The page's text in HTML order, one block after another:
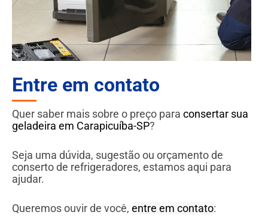
Entre em contato
Quer saber mais sobre o preço para consertar sua
geladeira em Carapicuíba-SP?
Seja uma dúvida, sugestão ou orçamento de
conserto de refrigeradores, estamos aqui para
ajudar.
Queremos ouvir de você, entre em contato: